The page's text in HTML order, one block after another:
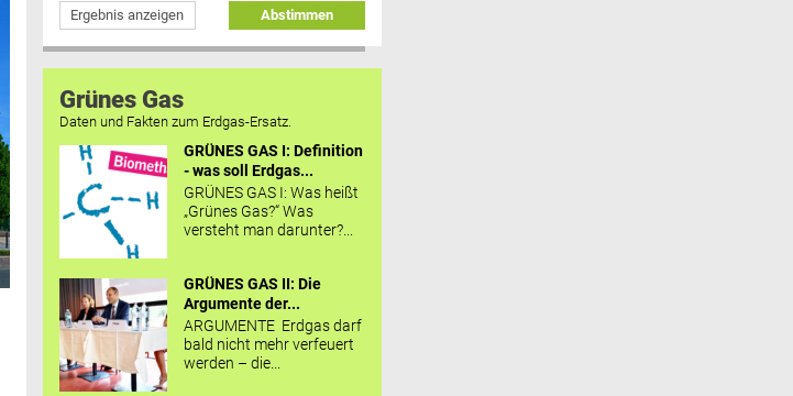
Ergebnis anzeigen Abstimmen
Grünes Gas
Daten und Fakten zum Erdgas-Ersatz.
GRÜNES GAS I: Definition
- was soll Erdgas...
GRÜNES GAS I: Was heißt
„Grünes Gas?“ Was
versteht man darunter?...
GRÜNES GAS II: Die
Argumente der...
ARGUMENTE Erdgas darf
bald nicht mehr verfeuert
werden – die...